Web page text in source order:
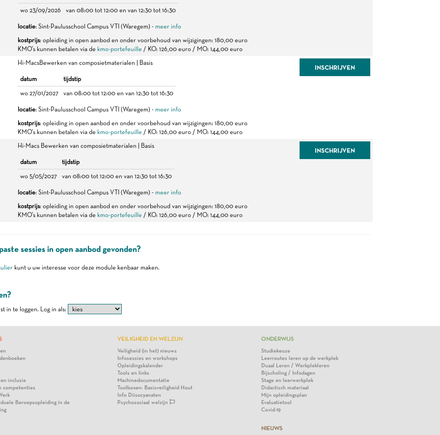
wo 23/09/2026
van 08:00 tot 12:00 en van 12:30 tot 16:30
locatie: Sint-Paulusschool Campus VTI (Waregem) - meer info
kostprijs: opleiding in open aanbod en onder voorbehoud van wijzigingen: 180,00 euro
KMO's kunnen betalen via de kmo-portefeuille / KO: 126,00 euro / MO: 144,00 euro
Hi-MacsBewerken van composietmaterialen | Basis
INSCHRIJVEN
datum
tijdstip
wo 27/01/2027
van 08:00 tot 12:00 en van 12:30 tot 16:30
locatie: Sint-Paulusschool Campus VTI (Waregem) - meer info
kostprijs: opleiding in open aanbod en onder voorbehoud van wijzigingen: 180,00 euro
KMO's kunnen betalen via de kmo-portefeuille / KO: 126,00 euro / MO: 144,00 euro
Hi-Macs Bewerken van composietmaterialen | Basis
INSCHRIJVEN
datum
tijdstip
wo 5/05/2027
van 08:00 tot 12:00 en van 12:30 tot 16:30
locatie: Sint-Paulusschool Campus VTI (Waregem) - meer info
kostprijs: opleiding in open aanbod en onder voorbehoud van wijzigingen: 180,00 euro
KMO's kunnen betalen via de kmo-portefeuille / KO: 126,00 euro / MO: 144,00 euro
sessies in open aanbod gevonden?
kunt u uw interesse voor deze module kenbaar maken.
in te loggen. Log in als:
inclusie
competenties
Beroepsopleiding in de
VEILIGHEID EN WELZIJN
Veiligheid (in het) nieuws
Infosessies en workshops
Opleidingskalender
Tools en links
Machinedocumentatie
Toolboxen: Basisveiligheid Hout
Info Diisocyanaten
Psychosociaal welzijn
ONDERWIJS
Studiekeuze
Leerroutes leren op de werkplek
Duaal Leren / Werkplekleren
Bijscholing / Infodagen
Stage en leerwerkplek
Didactisch materiaal
Mijn opleidingsplan
Evaluatietool
Covid-19
NIEUWS